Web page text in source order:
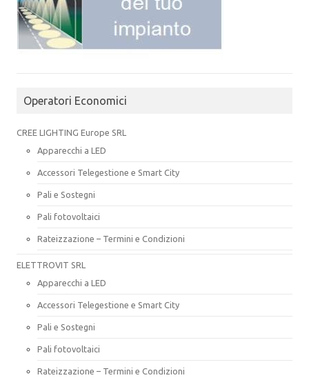
Operatori Economici
CREE LIGHTING Europe SRL
Apparecchi a LED
Accessori Telegestione e Smart City
Pali e Sostegni
Pali fotovoltaici
Rateizzazione – Termini e Condizioni
ELETTROVIT SRL
Apparecchi a LED
Accessori Telegestione e Smart City
Pali e Sostegni
Pali fotovoltaici
Rateizzazione – Termini e Condizioni